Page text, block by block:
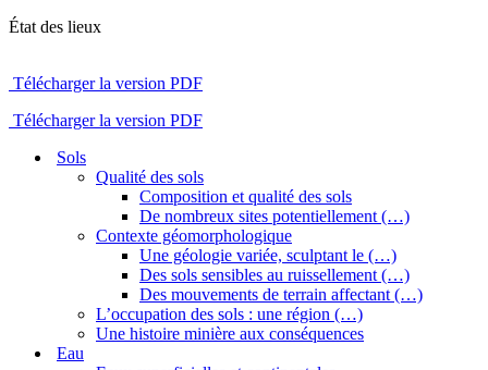
État des lieux
Télécharger la version PDF
Télécharger la version PDF
Sols
Qualité des sols
Composition et qualité des sols
De nombreux sites potentiellement (…)
Contexte géomorphologique
Une géologie variée, sculptant le (…)
Des sols sensibles au ruissellement (…)
Des mouvements de terrain affectant (…)
L’occupation des sols : une région (…)
Une histoire minière aux conséquences
Eau